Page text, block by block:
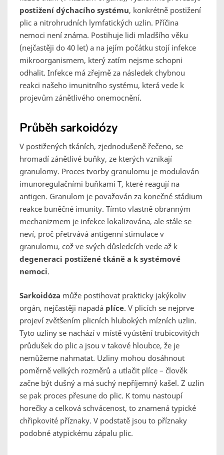
postižení dýchacího systému, konkrétně postižení
plic a nitrohrudních lymfatických uzlin. Příčina
nemoci není známa. Postihuje lidi mladšího věku
(nejčastěji do 40 let) a na jejím počátku stojí infekce
mikroorganismem, který zatím nejsme schopni
odhalit. Infekce má zřejmě za následek chybnou
reakci našeho imunitního systému, která vede k
projevům zánětlivého onemocnění.
Průběh sarkoidózy
V postižených tkáních, zjednodušeně řečeno, se
hromadí zánětlivé buňky, ze kterých vznikají
granulomy. Proces tvorby granulomu je modulován
imunoregulačními buňkami T, které reagují na
antigen. Granulom je považován za konečné stádium
reakce buněčné imunity. Tímto vlastně obranným
mechanizmem je infekce lokalizována, ale stále se
neví, proč přetrvává antigenní stimulace v
granulomu, což ve svých důsledcích vede až k
degeneraci postižené tkáně a k systémové
nemoci.
Sarkoidóza může postihovat prakticky jakýkoliv
orgán, nejčastěji napadá plíce. V plicích se nejprve
projeví zvětšením plicních hlubokých mízních uzlin.
Tyto uzliny se nachází v místě vyústění trubicovitých
průdušek do plic a jsou v takové hloubce, že je
nemůžeme nahmatat. Uzliny mohou dosáhnout
poměrně velkých rozměrů a utlačit plíce – člověk
začne být dušný a má suchý nepříjemný kašel. Z uzlin
se pak proces přesune do plic. K tomu nastoupí
horečky a celková schvácenost, to znamená typické
chřipkovité příznaky. V podstatě jsou to příznaky
podobné atypickému zápalu plic.